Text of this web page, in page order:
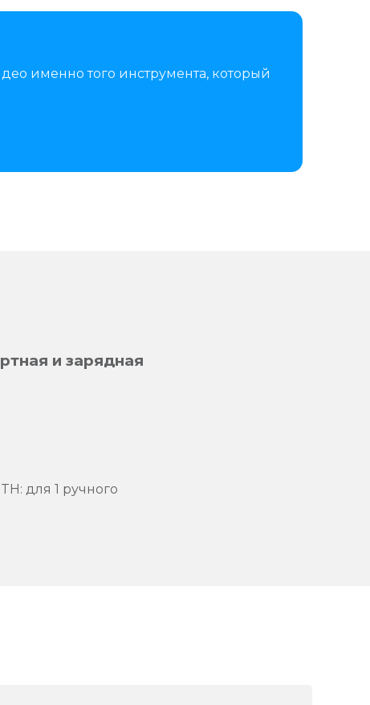
именно того инструмента, который
и зарядная
для 1 ручного